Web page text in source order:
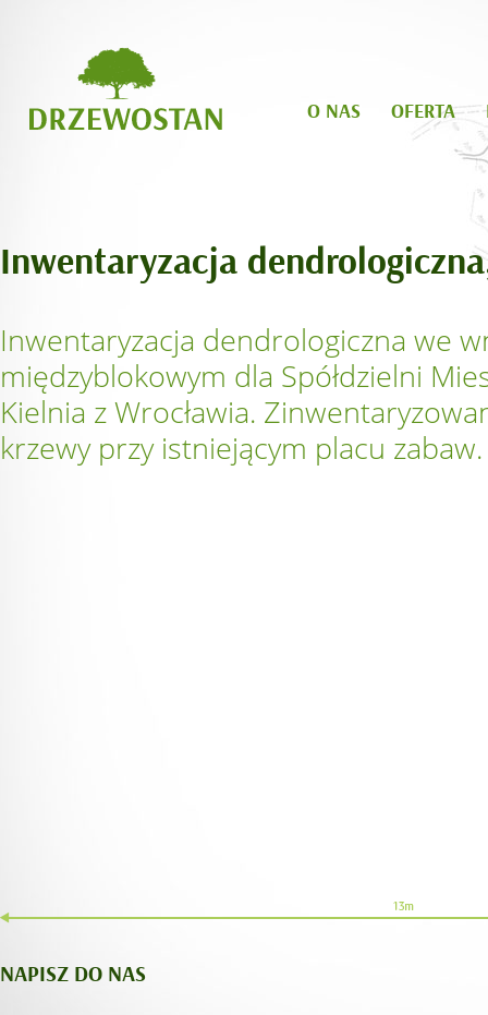
O NAS OFERTA
Inwentaryzacja
Inwentaryzacja dendrologiczna we
międzyblokowym dla Spółdzielni
Kielnia z Wrocławia.
krzewy przy istniejącym placu zabaw.
NAPISZ DO NAS